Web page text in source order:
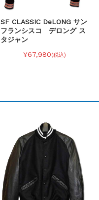
SF CLASSIC DeLONG サン
フランシスコ デロング ス
タジャン
¥67,980(税込)